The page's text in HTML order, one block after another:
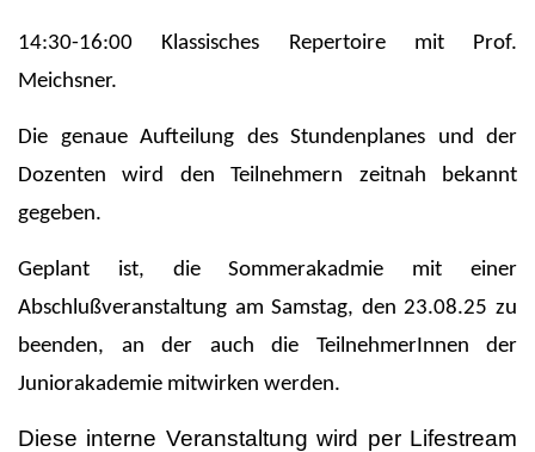
14:30-16:00 Klassisches Repertoire mit Prof.
Meichsner.
Die genaue Aufteilung des Stundenplanes und der
Dozenten wird den Teilnehmern zeitnah bekannt
gegeben.
Geplant ist, die Sommerakadmie mit einer
Abschlußveranstaltung am Samstag, den 23.08.25 zu
beenden, an der auch die TeilnehmerInnen der
Juniorakademie mitwirken werden.
Diese interne Veranstaltung wird per Lifestream